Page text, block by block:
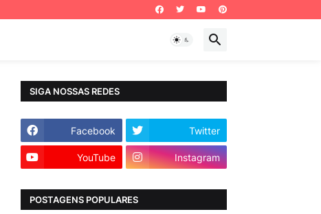
SIGA NOSSAS REDES
Facebook Twitter
YouTube Instagram
POSTAGENS POPULARES